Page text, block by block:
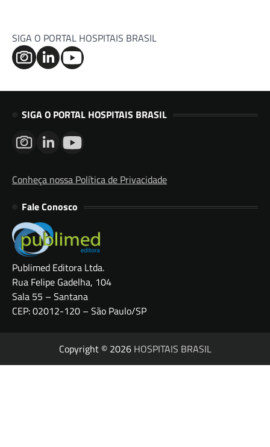
SIGA O PORTAL HOSPITAIS BRASIL
SIGA O PORTAL HOSPITAIS BRASIL
Conheça nossa Política de Privacidade
Fale Conosco
Publimed Editora Ltda.
Rua Felipe Gadelha, 104
Sala 55 – Santana
CEP: 02012-120 – São Paulo/SP
Copyright © 2026 HOSPITAIS BRASIL